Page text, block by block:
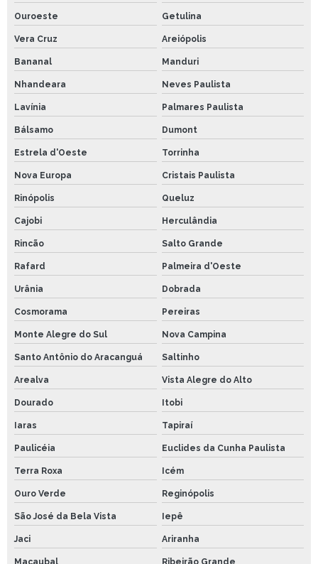
Ouroeste Getulina
Vera Cruz Areiópolis
Bananal Manduri
Nhandeara Neves Paulista
Lavínia Palmares Paulista
Bálsamo Dumont
Estrela d'Oeste Torrinha
Nova Europa Cristais Paulista
Rinópolis Queluz
Cajobi Herculândia
Rincão Salto Grande
Rafard Palmeira d'Oeste
Urânia Dobrada
Cosmorama Pereiras
Monte Alegre do Sul Nova Campina
Santo Antônio do Aracanguá Saltinho
Arealva Vista Alegre do Alto
Dourado Itobi
Iaras Tapiraí
Paulicéia Euclides da Cunha Paulista
Terra Roxa Icém
Ouro Verde Reginópolis
São José da Bela Vista Iepê
Jaci Ariranha